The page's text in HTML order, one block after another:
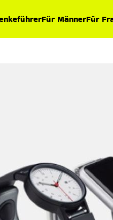
Für MännerFür